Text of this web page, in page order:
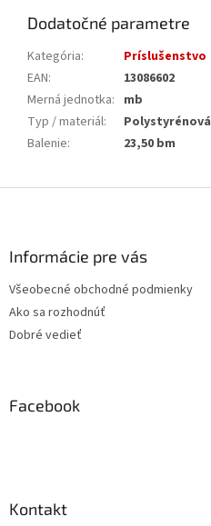
Dodatočné parametre
Kategória:
Príslušenstvo
EAN:
13086602
Merná jednotka: mb
Typ / materiál:
Polystyrénová
Balenie: 23,50 bm
Informácie pre vás
Všeobecné obchodné podmienky
Ako sa rozhodnúť
Dobré vedieť
Facebook
Kontakt